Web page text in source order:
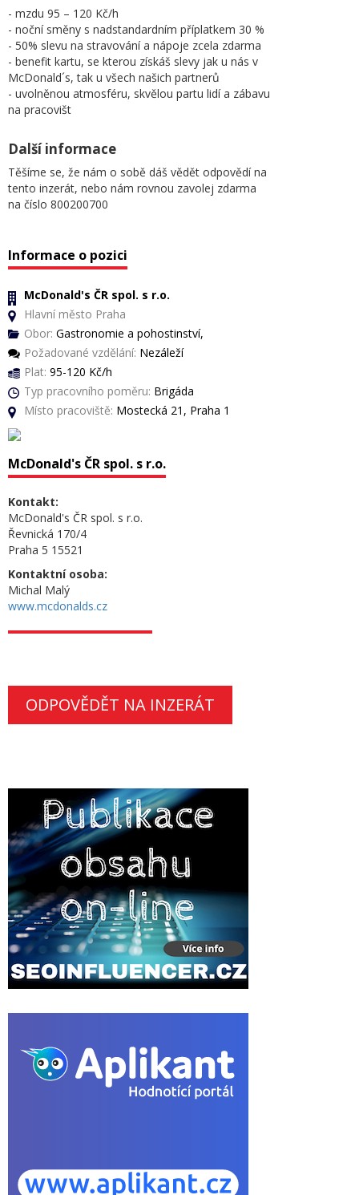
- mzdu 95 – 120 Kč/h
- noční směny s nadstandardním příplatkem 30 %
- 50% slevu na stravování a nápoje zcela zdarma
- benefit kartu, se kterou získáš slevy jak u nás v
McDonald´s, tak u všech našich partnerů
- uvolněnou atmosféru, skvělou partu lidí a zábavu
na pracovišt
Další informace
Těšíme se, že nám o sobě dáš vědět odpovědí na
tento inzerát, nebo nám rovnou zavolej zdarma
na číslo 800200700
Informace o pozici
McDonald's ČR spol. s r.o.
Hlavní město Praha
Obor: Gastronomie a pohostinství,
Požadované vzdělání: Nezáleží
Plat: 95-120 Kč/h
Typ pracovního poměru: Brigáda
Místo pracoviště: Mostecká 21, Praha 1
McDonald's ČR spol. s r.o.
Kontakt:
McDonald's ČR spol. s r.o.
Řevnická 170/4
Praha 5 15521
Kontaktní osoba:
Michal Malý
www.mcdonalds.cz
ODPOVĚDĚT NA INZERÁT